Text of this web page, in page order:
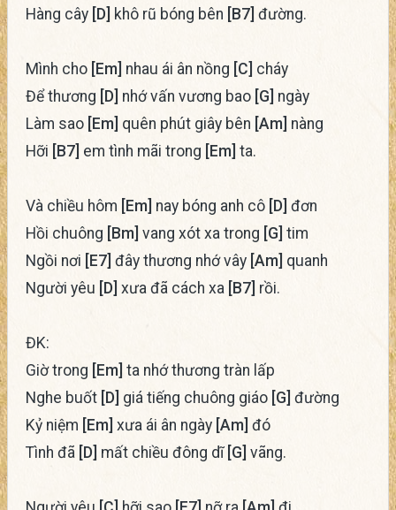
Hàng cây [D] khô rũ bóng bên [B7] đường.
Mình cho [Em] nhau ái ân nồng [C] cháy
Để thương
[D] nhớ vấn vương bao [G] ngày
Làm sao [Em] quên phút giây bên [Am] nàng
Hỡi
[B7] em tình mãi trong [Em] ta.
Và chiều hôm [Em] nay bóng anh cô [D] đơn
Hồi chuông
[Bm] vang xót xa trong [G] tim
Ngồi nơi
[E7] đây thương nhớ vây [Am] quanh
Người yêu
[D] xưa đã cách xa [B7] rồi.
ĐK:
Giờ trong
[Em] ta nhớ thương tràn lấp
Nghe buốt [D] giá tiếng chuông giáo [G] đường
Kỷ niệm
[Em] xưa ái ân ngày [Am] đó
Tình đã [D] mất chiều đông dĩ [G] vãng.